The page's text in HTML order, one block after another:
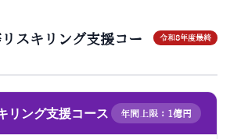
スキリング支援コー
令和8年度最終
リング支援コース 年間上限：1億円